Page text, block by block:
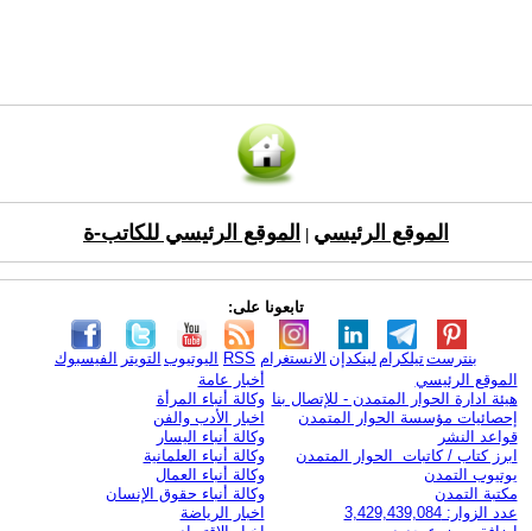
الموقع الرئيسي الموقع الرئيسي للكاتب-ة
تابعونا على:
الفيسبوك التويتر اليوتيوب RSS الانستغرام لينكدإن تيلكرامبنترست
الموقع الرئيسي
هيئة ادارة الحوار المتمدن - للإتصال بنا
إحصائيات مؤسسة الحوار المتمدن
قواعد النشر
ابرز كتاب / كاتبات الحوار المتمدن
يوتيوب التمدن
مكتبة التمدن
عدد الزوار: 3,429,439,084
أخبار عامة
وكالة أنباء المرأة
اخبار الأدب والفن
وكالة أنباء اليسار
وكالة أنباء العلمانية
وكالة أنباء العمال
وكالة أنباء حقوق الإنسان
اخبار الرياضة